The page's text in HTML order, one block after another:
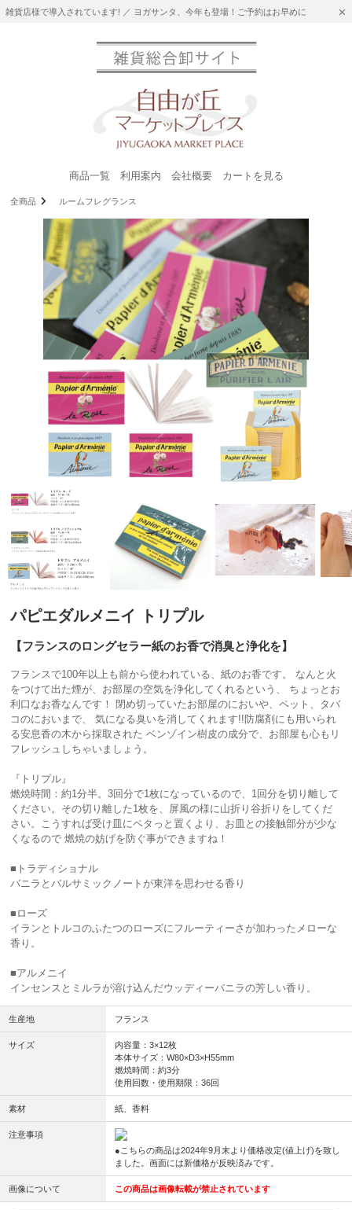
雑貨店様で導入されています! ／ ヨガサンタ、今年も登場！ご予約はお早めに
商品一覧 利用案内 会社概要 カートを見る
全商品 ルームフレグランス
パピエダルメニイ トリプル
【フランスのロングセラー紙のお香で消臭と浄化を】
フランスで100年以上も前から使われている、紙のお香です。 なんと火
をつけて出た煙が、お部屋の空気を浄化してくれるという、 ちょっとお
利口なお香なんです！ 閉め切っていたお部屋のにおいや、ペット、タバ
コのにおいまで、 気になる臭いを消してくれます!!防腐剤にも用いられ
る安息香の木から採取された ベンゾイン樹皮の成分で、お部屋も心もリ
フレッシュしちゃいましょう。
『トリプル』
燃焼時間：約1分半。3回分で1枚になっているので、1回分を切り離して
ください。その切り離した1枚を、屏風の様に山折り谷折りをしてくだ
さい。こうすれば受け皿にペタっと置くより、お皿との接触部分が少な
くなるので 燃焼の妨げを防ぐ事ができますね！
■トラディショナル
バニラとバルサミックノートが東洋を思わせる香り
■ローズ
イランとトルコのふたつのローズにフルーティーさが加わったメローな
香り。
■アルメニイ
インセンスとミルラが溶け込んだウッディーバニラの芳しい香り。
生産地 フランス
サイズ
内容量：3×12枚
本体サイズ：W80×D3×H55mm
燃焼時間：約3分
使用回数・使用期限：36回
素材 紙、香料
注意事項
●こちらの商品は2024年9月末より価格改定(値上げ)を致し
ました。画面には新価格が反映済みです。
画像について この商品は画像転載が禁止されています